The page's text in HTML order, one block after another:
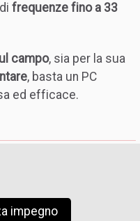
frequenze fino a 33
campo, sia per la sua
, basta un PC
ed efficace.
impegno